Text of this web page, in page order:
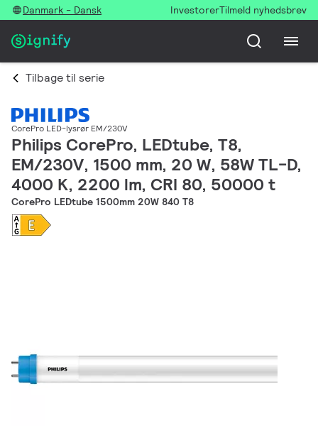
Danmark - Dansk InvestorerTilmeld nyhedsbrev
Tilbage til serie
CorePro LED-lysrør EM/230V
Philips CorePro, LEDtube, T8,
EM/230V, 1500 mm, 20 W, 58W TL-D,
4000 K, 2200 lm, CRI 80, 50000 t
CorePro LEDtube 1500mm 20W 840 T8